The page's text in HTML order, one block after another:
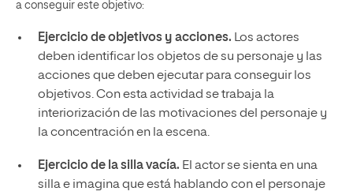
a conseguir este objetivo:
Ejercicio de objetivos y acciones. Los actores
deben identificar los objetos de su personaje y las
acciones que deben ejecutar para conseguir los
objetivos. Con esta actividad se trabaja la
interiorización de las motivaciones del personaje y
la concentración en la escena.
Ejercicio de la silla vacía. El actor se sienta en una
silla e imagina que está hablando con el personaje